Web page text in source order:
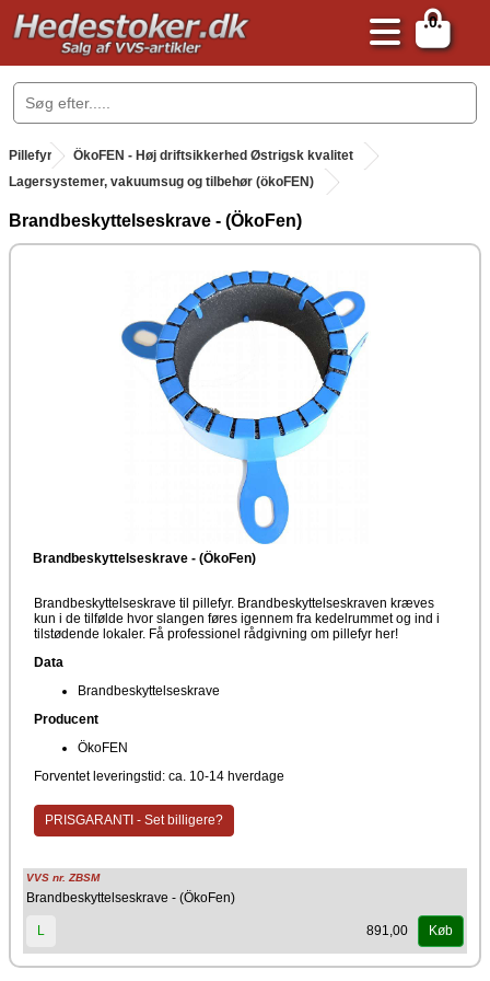
0
.
Pillefyr . ÖkoFEN - Høj driftsikkerhed Østrigsk kvalitet
Lagersystemer, vakuumsug og tilbehør (ökoFEN)
Brandbeskyttelseskrave - (ÖkoFen)
Brandbeskyttelseskrave - (ÖkoFen)
Brandbeskyttelseskrave til pillefyr. Brandbeskyttelseskraven kræves
kun i de tilfølde hvor slangen føres igennem fra kedelrummet og ind i
tilstødende lokaler. Få professionel rådgivning om pillefyr her!
Data
Brandbeskyttelseskrave
Producent
ÖkoFEN
Forventet leveringstid: ca. 10-14 hverdage
PRISGARANTI - Set billigere?
VVS nr. ZBSM
Brandbeskyttelseskrave - (ÖkoFen)
L 891,00 Køb